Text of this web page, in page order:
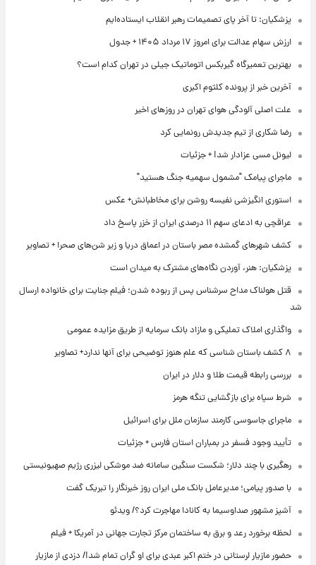
پزشکیان: تا آخر پای تصمیمات رهبر انقلاب ایستاده‌ایم
ارزش سهام عدالت برای امروز ۱۷ مرداد ۱۴۰۵ + جدول
بهترین تعمیرگاه گیربکس اتوماتیک جیلی در تهران کدام است؟
آخرین خبر از پرونده کلثوم اکبری
علت اصلی آلودگی هوای تهران در روزهای اخیر
رضا شکاری از تیم جدیدش رونمایی کرد
لیونل مسی عزادار شد! + جزئیات
ماجرای پیامک "مشمول سهمیه جنگ هستید"
استوری انگیزشی نفیسه روشن برای مخاطبانش+ عکس
عراقچی به ادعای سهم ۱۱ درصدی ایران از خزر پاسخ داد
کشف شهرهای گمشده مصر باستان در اعماق دریا و زیر شن‌های صحرا + تصاویر
پزشکیان: هنر، آوردن نگاه‌های مشترک به میدان است
قتل هولناک مداح سرشناس پس از ربوده شدن؛ فیلم جنایت برای خانواده ارسال
شد
واگذاری املاک تملیکی و مازاد بانک سرمایه از طریق مزایده عمومی
۸ کشف باستان شناسی که علم هنوز توضیحی برای آنها ندارد+ تصاویر
بررسی رابطه قیمت طلا و دلار در ایران
شرط سپاه برای بازگشایی تنگه هرمز
ماجرای جاسوسی کارمند سازمان ملل برای اسرائیل
تأیید وجود فسفر در بمباران استان فارس + جزئیات
رهگیری با چند دلار؛ شکست سنگین سامانه ضد موشکی لیزری رژیم صهیونیستی
با صدور پیامی؛ مدیرعامل بانک ملی ایران روز خبرنگار را تبریک گفت
آشپز مشهور صداوسیما به کانادا مهاجرت کرد؟/ ویدئو
لحظه برخورد رعد و برق به ساختمان مرکز تجارت جهانی در آمریکا + فیلم
حضور مازیار لرستانی در ختم اکبر عبدی برای او گران تمام شد!/ دزدی از مازیار